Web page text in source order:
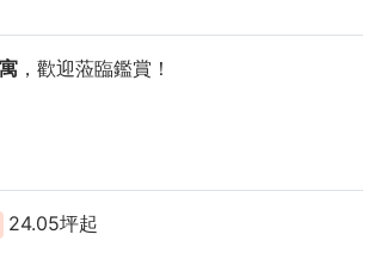
，歡迎蒞臨鑑賞！
24.05坪起